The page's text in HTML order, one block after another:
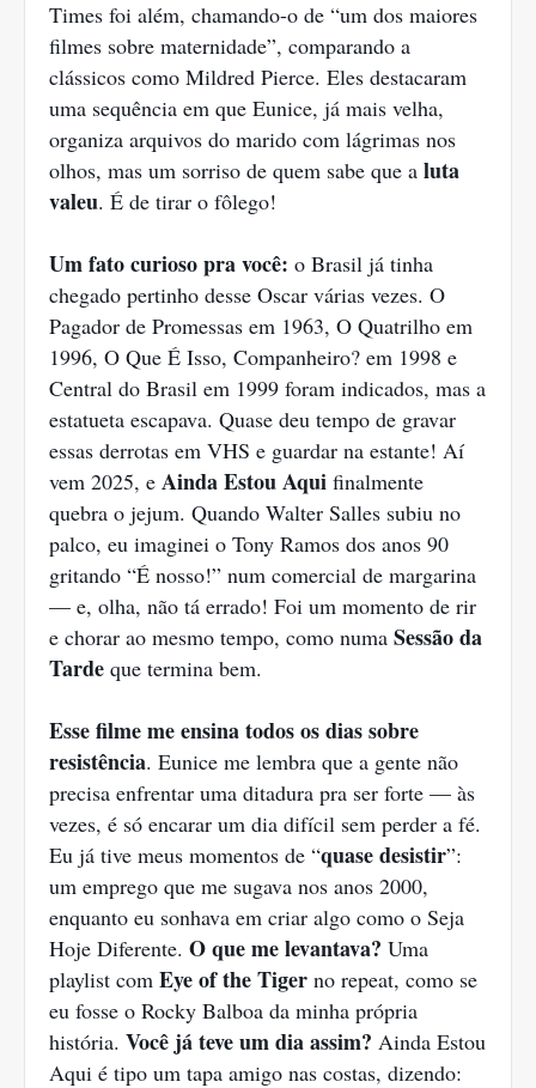
Times foi além, chamando-o de “um dos maiores
filmes sobre maternidade”, comparando a
clássicos como Mildred Pierce. Eles destacaram
uma sequência em que Eunice, já mais velha,
organiza arquivos do marido com lágrimas nos
olhos, mas um sorriso de quem sabe que a luta
valeu. É de tirar o fôlego!
Um fato curioso pra você: o Brasil já tinha
chegado pertinho desse Oscar várias vezes. O
Pagador de Promessas em 1963, O Quatrilho em
1996, O Que É Isso, Companheiro? em 1998 e
Central do Brasil em 1999 foram indicados, mas a
estatueta escapava. Quase deu tempo de gravar
essas derrotas em VHS e guardar na estante! Aí
vem 2025, e Ainda Estou Aqui finalmente
quebra o jejum. Quando Walter Salles subiu no
palco, eu imaginei o Tony Ramos dos anos 90
gritando “É nosso!” num comercial de margarina
— e, olha, não tá errado! Foi um momento de rir
e chorar ao mesmo tempo, como numa Sessão da
Tarde que termina bem.
Esse filme me ensina todos os dias sobre
resistência. Eunice me lembra que a gente não
precisa enfrentar uma ditadura pra ser forte — às
vezes, é só encarar um dia difícil sem perder a fé.
Eu já tive meus momentos de “quase desistir”:
um emprego que me sugava nos anos 2000,
enquanto eu sonhava em criar algo como o Seja
Hoje Diferente. O que me levantava? Uma
playlist com Eye of the Tiger no repeat, como se
eu fosse o Rocky Balboa da minha própria
história. Você já teve um dia assim? Ainda Estou
Aqui é tipo um tapa amigo nas costas, dizendo: